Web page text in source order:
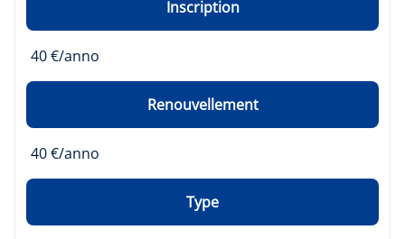
Inscription
40 €/anno
Renouvellement
40 €/anno
Type